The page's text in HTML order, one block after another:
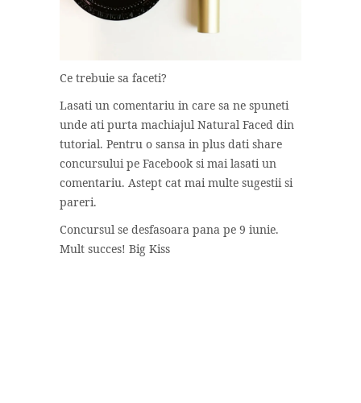
Ce trebuie sa faceti?
Lasati un comentariu in care sa ne spuneti
unde ati purta machiajul Natural Faced din
tutorial. Pentru o sansa in plus dati share
concursului pe Facebook si mai lasati un
comentariu. Astept cat mai multe sugestii si
pareri.
Concursul se desfasoara pana pe 9 iunie.
Mult succes! Big Kiss